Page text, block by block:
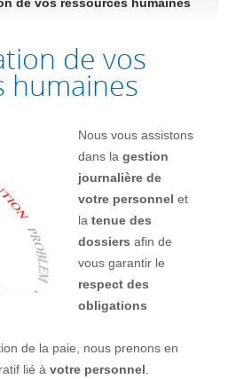
de vos ressources humaines
de vos
humaines
Nous vous assistons
dans la gestion
journalière de
votre personnel et
la tenue des
dossiers afin de
vous garantir le
respect des
obligations
de la paie, nous prenons en
lié à votre personnel.